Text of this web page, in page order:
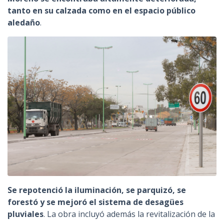
tanto en su calzada como en el espacio público
aledaño.
Se repotenció la iluminación, se parquizó, se
forestó y se mejoró el sistema de desagües
pluviales. La obra incluyó además la revitalización de la